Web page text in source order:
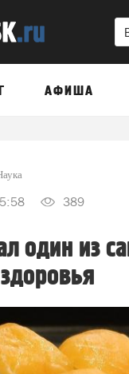
АФИША
389
один из